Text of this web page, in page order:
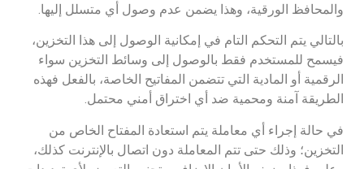
والمحافظ الورقية، وهذا يضمن عدم وصول أي متسلل إليها.
بالتالي يتم التحكم التام في إمكانية الوصول إلى هذا التخزين،
فيسمح للمستخدم فقط بالوصول إلى وسائط التخزين سواء
الرقمية أو المادية التي تتضمن المفاتيح الخاصة، بالفعل فهذه
الطريقة آمنة ومحمية ضد أي اختراق أمني محتمل.
في حالة إجراء أي معاملة يتم استعادة المفتاح الخاص من
التخزين؛ وذلك حتى تتم المعاملة دون اتصال بالإنترنت كذلك،